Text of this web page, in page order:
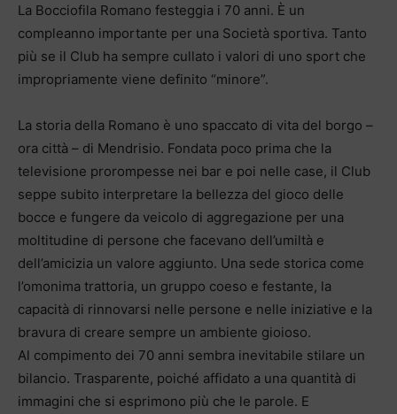
La Bocciofila Romano festeggia i 70 anni. È un
compleanno importante per una Società sportiva. Tanto
più se il Club ha sempre cullato i valori di uno sport che
impropriamente viene definito “minore”.
La storia della Romano è uno spaccato di vita del borgo –
ora città – di Mendrisio. Fondata poco prima che la
televisione prorompesse nei bar e poi nelle case, il Club
seppe subito interpretare la bellezza del gioco delle
bocce e fungere da veicolo di aggregazione per una
moltitudine di persone che facevano dell’umiltà e
dell’amicizia un valore aggiunto. Una sede storica come
l’omonima trattoria, un gruppo coeso e festante, la
capacità di rinnovarsi nelle persone e nelle iniziative e la
bravura di creare sempre un ambiente gioioso.
Al compimento dei 70 anni sembra inevitabile stilare un
bilancio. Trasparente, poiché affidato a una quantità di
immagini che si esprimono più che le parole. E